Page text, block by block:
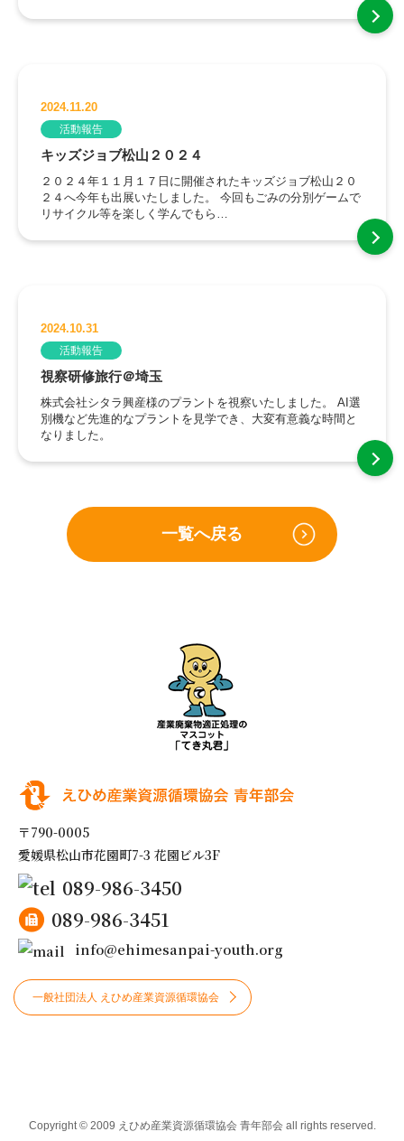
2024.11.20
活動報告
キッズジョブ松山２０２４
２０２４年１１月１７日に開催されたキッズジョブ松山２０
２４へ今年も出展いたしました。 今回もごみの分別ゲームで
リサイクル等を楽しく学んでもら…
2024.10.31
活動報告
視察研修旅行＠埼玉
株式会社シタラ興産様のプラントを視察いたしました。 AI選
別機など先進的なプラントを見学でき、大変有意義な時間と
なりました。
一覧へ戻る
〒790-0005
愛媛県松山市花園町7-3 花園ビル3F
089-986-3450
089-986-3451
info@ehimesanpai-youth.org
一般社団法人 えひめ産業資源循環協会
Copyright © 2009 えひめ産業資源循環協会 青年部会 all rights reserved.